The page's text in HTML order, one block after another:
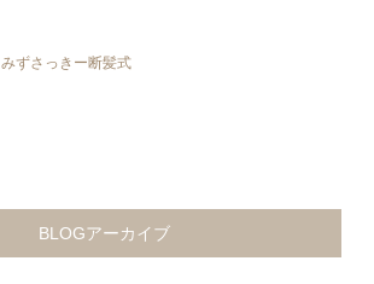
みずさっきー断髪式
BLOGアーカイブ